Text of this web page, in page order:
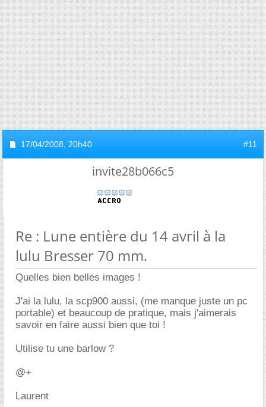
17/04/2008, 20h40 #11
invite28b066c5
Re : Lune entière du 14 avril à la
lulu Bresser 70 mm.
Quelles bien belles images !
J'ai la lulu, la scp900 aussi, (me manque juste un pc
portable) et beaucoup de pratique, mais j'aimerais
savoir en faire aussi bien que toi !
Utilise tu une barlow ?
@+
Laurent